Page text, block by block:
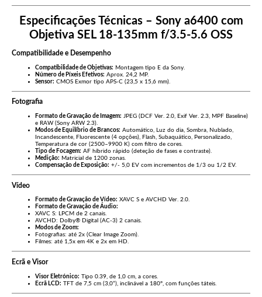
Especificações Técnicas – Sony a6400 com
Objetiva SEL 18-135mm f/3.5-5.6 OSS
Compatibilidade e Desempenho
Compatibilidade de Objetivas: Montagem tipo E da Sony.
Número de Píxeis Efetivos: Aprox. 24,2 MP.
Sensor: CMOS Exmor tipo APS-C (23,5 x 15,6 mm).
Fotografia
Formato de Gravação de Imagem: JPEG (DCF Ver. 2.0, Exif Ver. 2.3, MPF Baseline)
e RAW (Sony ARW 2.3).
Modos de Equilíbrio de Brancos: Automático, Luz do dia, Sombra, Nublado,
Incandescente, Fluorescente (4 opções), Flash, Subaquático, Personalizado,
Temperatura de cor (2500–9900 K) com filtro de cores.
Tipo de Focagem: AF híbrido rápido (deteção de fases e contraste).
Medição: Matricial de 1200 zonas.
Compensação de Exposição: +/- 5,0 EV com incrementos de 1/3 ou 1/2 EV.
Vídeo
Formato de Gravação de Vídeo: XAVC S e AVCHD Ver. 2.0.
Formato de Gravação de Áudio:
XAVC S: LPCM de 2 canais.
AVCHD: Dolby® Digital (AC-3) 2 canais.
Modos de Zoom:
Fotografias: até 2x (Clear Image Zoom).
Filmes: até 1,5x em 4K e 2x em HD.
Ecrã e Visor
Visor Eletrónico: Tipo 0.39, de 1,0 cm, a cores.
Ecrã LCD: TFT de 7,5 cm (3,0”), inclinável a 180°, com funções táteis.